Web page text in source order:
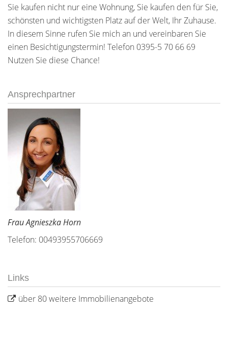
Sie kaufen nicht nur eine Wohnung, Sie kaufen den für Sie,
schönsten und wichtigsten Platz auf der Welt, Ihr Zuhause.
In diesem Sinne rufen Sie mich an und vereinbaren Sie
einen Besichtigungstermin! Telefon 0395-5 70 66 69
Nutzen Sie diese Chance!
Ansprechpartner
Frau Agnieszka Horn
Telefon: 00493955706669
Links
über 80 weitere Immobilienangebote